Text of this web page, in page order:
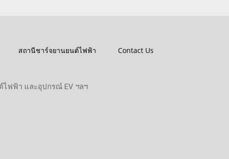
สถานีชาร์จยานยนต์ไฟฟ้า
Contact Us
ไฟฟ้า และอุปกรณ์ EV ฯลฯ